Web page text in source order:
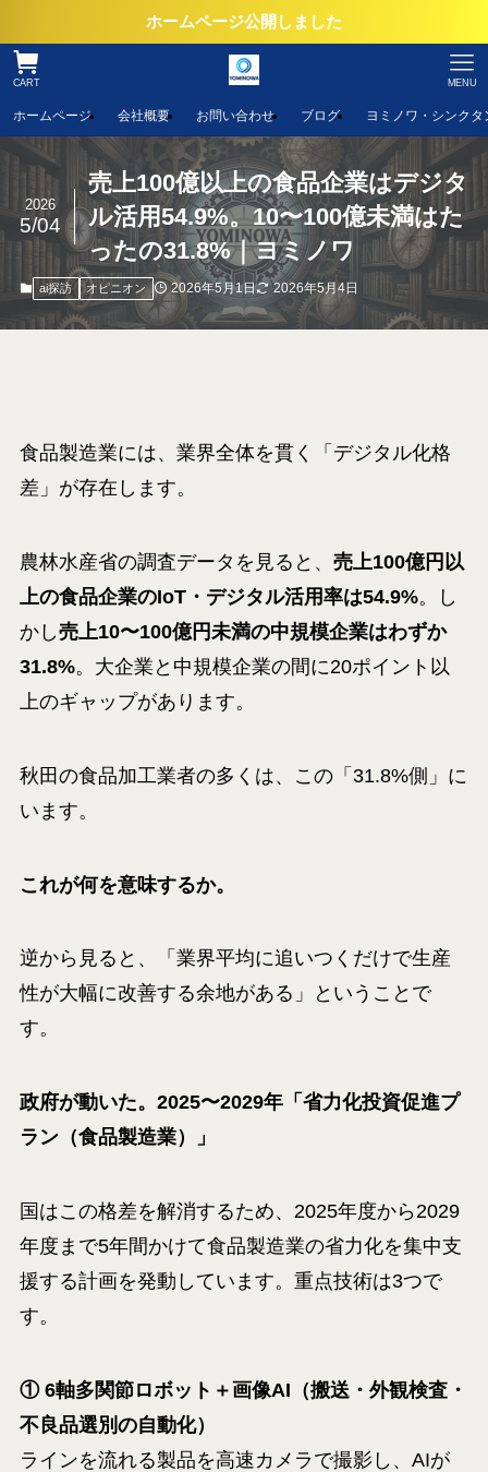
ホームページ公開しました
CART MENU
ホームページ 会社概要 お問い合わせ ブログ ヨミノワ・シンクタ
売上100億以上の食品企業はデジタ
ル活用54.9%。10〜100億未満はた
ったの31.8%｜ヨミノワ
2026
5/04
ai探訪 オピニオン 2026年5月1日 2026年5月4日
食品製造業には、業界全体を貫く「デジタル化格
差」が存在します。
農林水産省の調査データを見ると、 売上100億円以
上の食品企業のIoT・デジタル活用率は54.9%。し
かし売上10〜100億円未満の中規模企業はわずか
31.8%。大企業と中規模企業の間に20ポイント以
上のギャップがあります。
秋田の食品加工業者の多くは、この「31.8%側」に
います。
これが何を意味するか。
逆から見ると、「業界平均に追いつくだけで生産
性が大幅に改善する余地がある」ということで
す。
政府が動いた。2025〜2029年「省力化投資促進プ
ラン（食品製造業）」
国はこの格差を解消するため、2025年度から2029
年度まで5年間かけて食品製造業の省力化を集中支
援する計画を発動しています。重点技術は3つで
す。
① 6軸多関節ロボット＋画像AI（搬送・外観検査・
不良品選別の自動化）
ラインを流れる製品を高速カメラで撮影し、AIが